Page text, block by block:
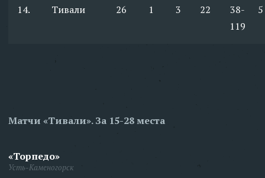
14. Тивали 26 1 3 22
38-
119
5
Матчи «Тивали». За 15-28 места
«Торпедо»
Усть-Каменогорск